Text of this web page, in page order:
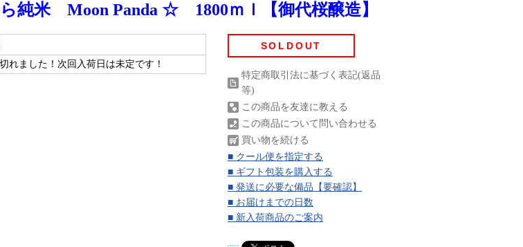
純米 Moon Panda ☆ 1800ｍｌ【御代桜醸造】
れました！次回入荷日は未定です！
SOLDOUT
特定商取引法に基づく表記(返品
等)
この商品を友達に教える
この商品について問い合わせる
買い物を続ける
■ クール便を指定する
■ ギフト包装を購入する
■ 発送に必要な備品【要確認】
■ お届けまでの日数
■ 新入荷商品のご案内